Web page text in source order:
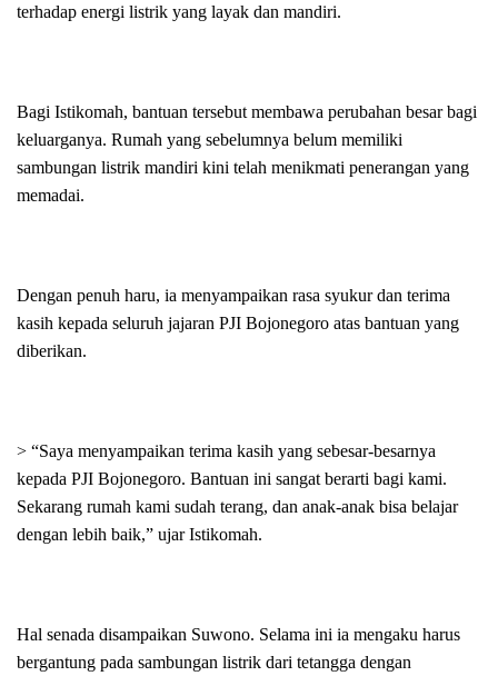
terhadap energi listrik yang layak dan mandiri.
Bagi Istikomah, bantuan tersebut membawa perubahan besar bagi
keluarganya. Rumah yang sebelumnya belum memiliki
sambungan listrik mandiri kini telah menikmati penerangan yang
memadai.
Dengan penuh haru, ia menyampaikan rasa syukur dan terima
kasih kepada seluruh jajaran PJI Bojonegoro atas bantuan yang
diberikan.
> “Saya menyampaikan terima kasih yang sebesar-besarnya
kepada PJI Bojonegoro. Bantuan ini sangat berarti bagi kami.
Sekarang rumah kami sudah terang, dan anak-anak bisa belajar
dengan lebih baik,” ujar Istikomah.
Hal senada disampaikan Suwono. Selama ini ia mengaku harus
bergantung pada sambungan listrik dari tetangga dengan